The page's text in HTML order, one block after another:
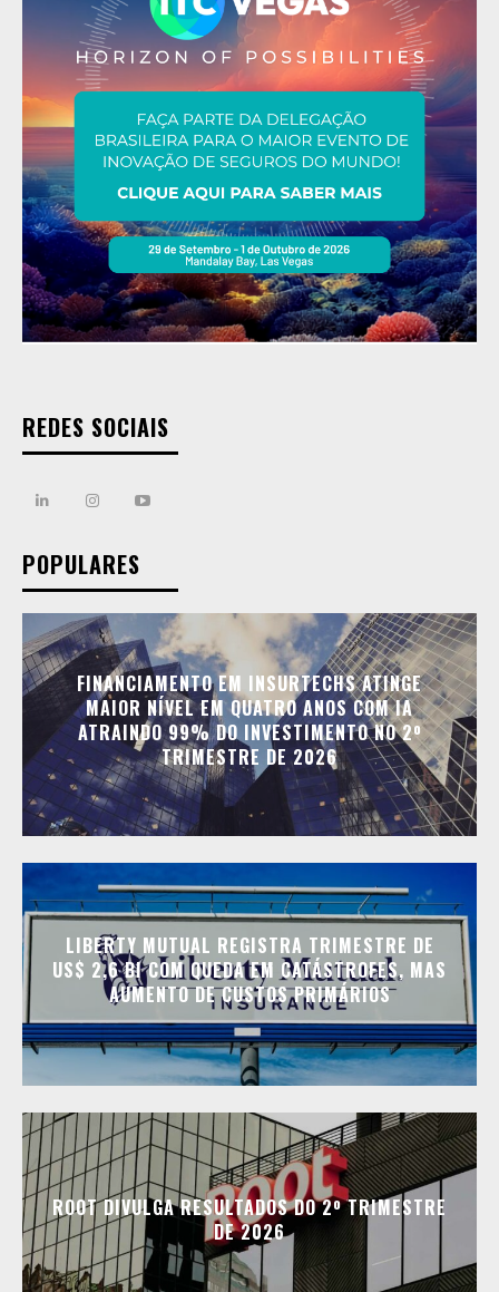
REDES SOCIAIS
POPULARES
FINANCIAMENTO EM INSURTECHS ATINGE
MAIOR NÍVEL EM QUATRO ANOS COM IA
ATRAINDO 99% DO INVESTIMENTO NO 2º
TRIMESTRE DE 2026
LIBERTY MUTUAL REGISTRA TRIMESTRE DE
US$ 2,6 BI COM QUEDA EM CATÁSTROFES, MAS
AUMENTO DE CUSTOS PRIMÁRIOS
ROOT DIVULGA RESULTADOS DO 2º TRIMESTRE
DE 2026